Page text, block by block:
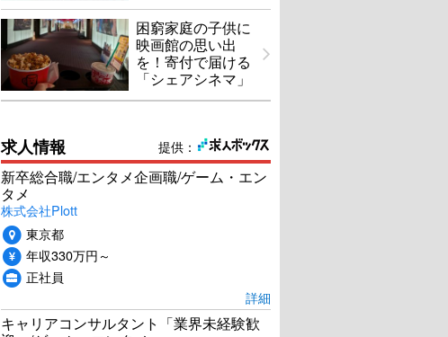
困窮家庭の子供に
映画館の思い出
を！寄付で届ける
「シェアシネマ」
提供：
求人情報
新卒総合職/エンタメ企画職/ゲーム・エン
タメ
株式会社Plott
東京都
年収330万円～
正社員
詳細
キャリアコンサルタント「業界未経験歓